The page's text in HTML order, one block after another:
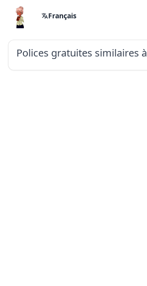
Français
Polices gratuites similaires à